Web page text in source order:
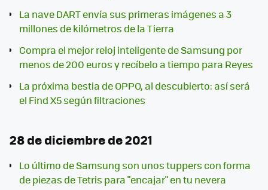
La nave DART envía sus primeras imágenes a 3
millones de kilómetros de la Tierra
Compra el mejor reloj inteligente de Samsung por
menos de 200 euros y recíbelo a tiempo para Reyes
La próxima bestia de OPPO, al descubierto: así será
el Find X5 según filtraciones
28 de diciembre de 2021
Lo último de Samsung son unos tuppers con forma
de piezas de Tetris para "encajar" en tu nevera